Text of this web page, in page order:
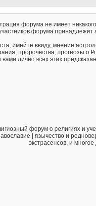
форума не имеет
форума принадлежит
имейте ввиду, мнение
пророчества, прогнозы о
вами лично всех этих
форум о религиях и
| язычество и
экстрасенсов, и